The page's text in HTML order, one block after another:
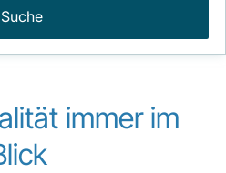
Suche
immer im